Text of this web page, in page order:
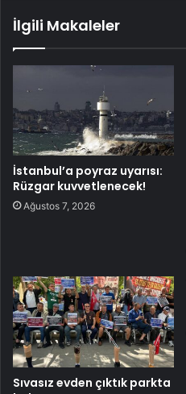
İlgili Makaleler
İstanbul’a poyraz uyarısı:
Rüzgar kuvvetlenecek!
Ağustos 7, 2026
Sıvasız evden çıktık parkta